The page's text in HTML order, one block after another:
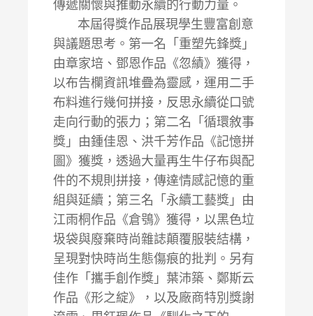
傳遞關懷與推動永續的行動力量。
本屆得獎作品展現學生豐富創意
與議題思考。第一名「重塑先鋒獎」
由章家培、鄧恩作品《忽績》獲得，
以布告欄資訊堆疊為靈感，運用二手
布料進行幾何拼接，反思永續從口號
走向行動的張力；第二名「循環敘事
獎」由鍾佳恩、洪千芳作品《記憶拼
圖》獲獎，透過大量再生牛仔布與配
件的不規則拼接，傳達情感記憶的重
組與延續；第三名「永續工藝獎」由
江雨桐作品《倉鴞》獲得，以黑色垃
圾袋與廢棄時尚雜誌顛覆服裝結構，
呈現對快時尚生態傷痕的批判。另有
佳作「攜手創作獎」葉沛築、鄭斯云
作品《形之綻》，以及廠商特別獎謝